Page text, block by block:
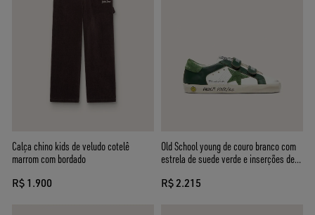
Calça chino kids de veludo cotelê
marrom com bordado
R$ 1.900
Old School young de couro branco com
estrela de suede verde e inserções de
R$ 2.215